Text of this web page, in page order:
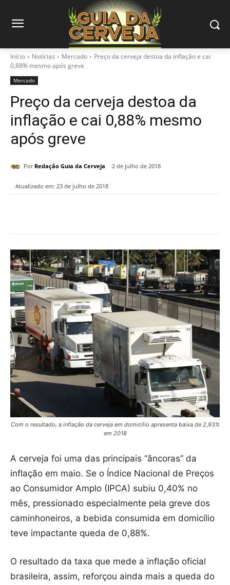
Início Notícias Mercado
Preço da cerveja destoa da inflação e cai
0,88% mesmo após greve
Mercado
Preço da cerveja destoa da
inflação e cai 0,88% mesmo
após greve
Por Redação Guia da Cerveja 2 de julho de 2018
Atualizado em: 23 de julho de 2018
Com o resultado, a inflação da cerveja em domicílio apresenta baixa de 2,93%
em 2018
A cerveja foi uma das principais “âncoras” da
inflação em maio. Se o Índice Nacional de Preços
ao Consumidor Amplo (IPCA) subiu 0,40% no
mês, pressionado especialmente pela greve dos
caminhoneiros, a bebida consumida em domicílio
teve impactante queda de 0,88%.
O resultado da taxa que mede a inflação oficial
brasileira, assim, reforçou ainda mais a queda do